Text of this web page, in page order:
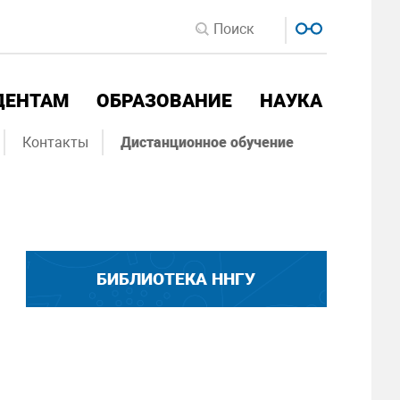
ОБРАЗОВАНИЕ НАУКА
Контакты Дистанционное обучение
БИБЛИОТЕКА ННГУ